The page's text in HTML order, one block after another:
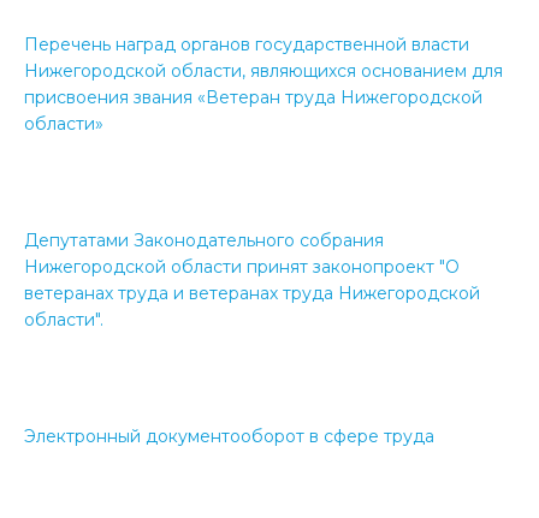
Перечень наград органов государственной власти
Нижегородской области, являющихся основанием для
присвоения звания «Ветеран труда Нижегородской
области»
Депутатами Законодательного собрания
Нижегородской области принят законопроект "О
ветеранах труда и ветеранах труда Нижегородской
области".
Электронный документооборот в сфере труда